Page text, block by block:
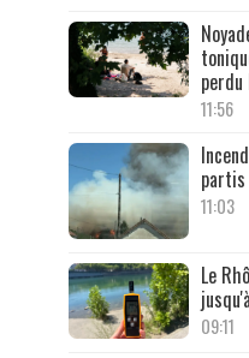
11:56
partis
11:03
Le
09:11